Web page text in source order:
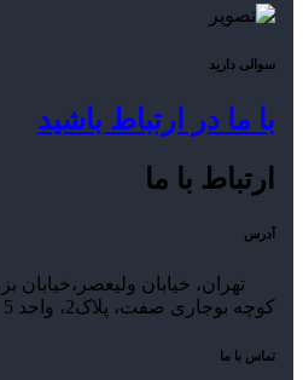
سوالی دارید
با ما در ارتباط باشید
ارتباط با ما
آدرس
تهران، خیابان ولیعصر،خیابان
کوچه بوجاری صفت، پلاک2، واحد 5
تماس با ما